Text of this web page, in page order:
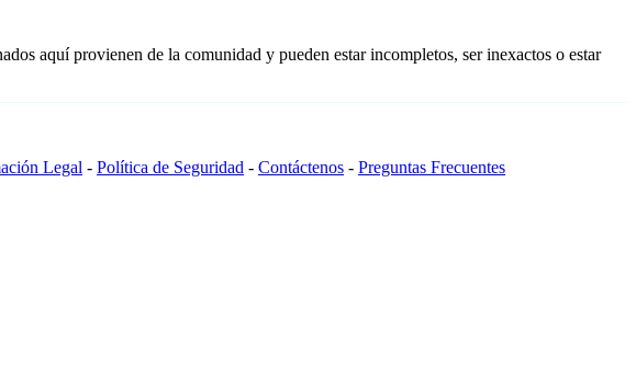
aquí provienen de la comunidad y pueden estar incompletos, ser inexactos o estar
Legal - Política de Seguridad - Contáctenos - Preguntas Frecuentes